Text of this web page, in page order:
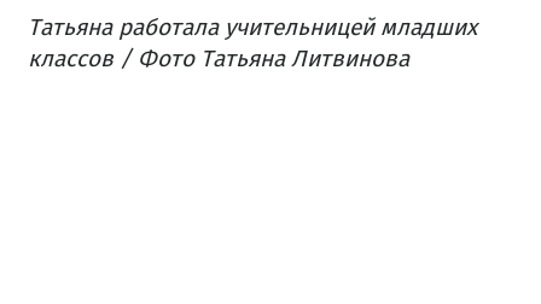
Татьяна работала учительницей младших
классов / Фото Татьяна Литвинова